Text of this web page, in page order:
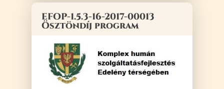
EFOP-1.5.3-16-2017-00013
Ösztöndíj program